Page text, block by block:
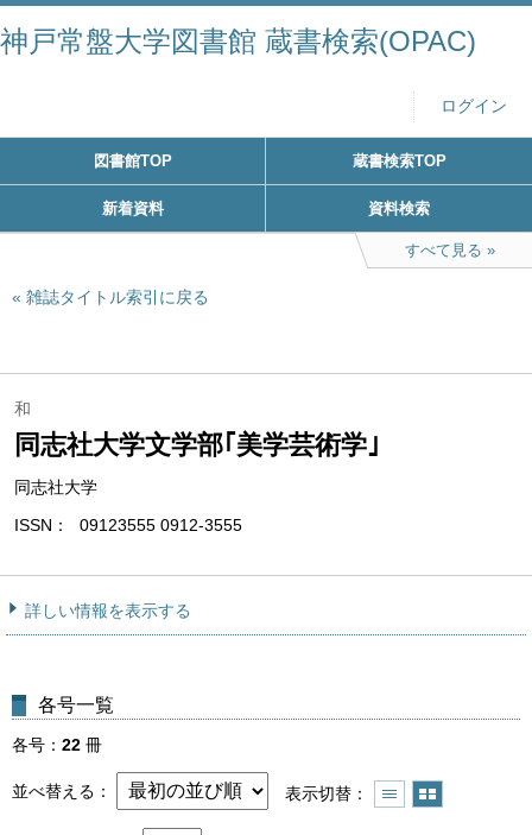
神戸常盤大学図書館 蔵書検索(OPAC)
ログイン
図書館TOP 蔵書検索TOP
新着資料 資料検索
すべて見る
雑誌タイトル索引に戻る
和
同志社大学文学部｢美学芸術学｣
同志社大学
ISSN
09123555 0912-3555
詳しい情報を表示する
各号一覧
各号 22 冊
並べ替える 表示切替